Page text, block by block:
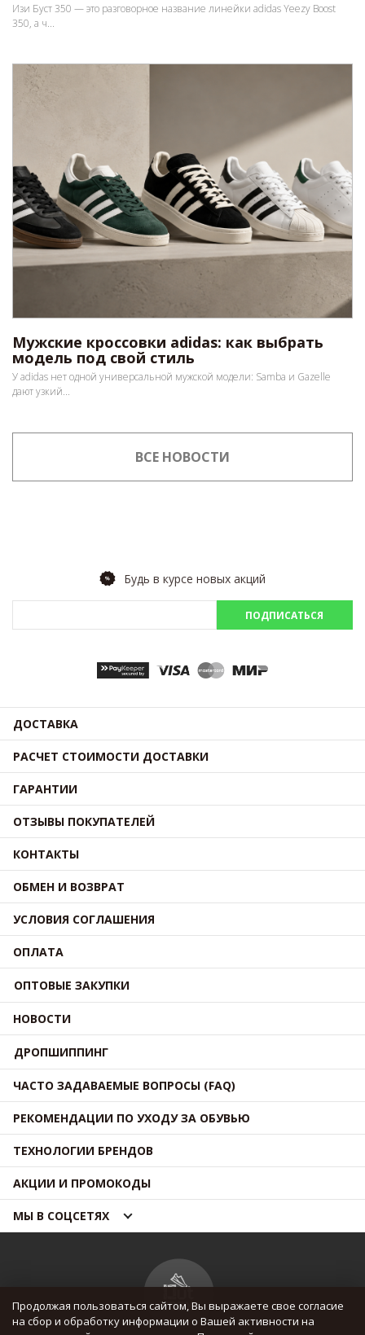
Изи Буст 350 — это разговорное название линейки adidas Yeezy Boost
350, а ч...
Мужские кроссовки adidas: как выбрать
модель под свой стиль
У adidas нет одной универсальной мужской модели: Samba и Gazelle
дают узкий...
ВСЕ НОВОСТИ
Будь в курсе новых акций
ПОДПИСАТЬСЯ
ДОСТАВКА
РАСЧЕТ СТОИМОСТИ ДОСТАВКИ
ГАРАНТИИ
ОТЗЫВЫ ПОКУПАТЕЛЕЙ
КОНТАКТЫ
ОБМЕН И ВОЗВРАТ
УСЛОВИЯ СОГЛАШЕНИЯ
ОПЛАТА
ОПТОВЫЕ ЗАКУПКИ
НОВОСТИ
ДРОПШИППИНГ
ЧАСТО ЗАДАВАЕМЫЕ ВОПРОСЫ (FAQ)
РЕКОМЕНДАЦИИ ПО УХОДУ ЗА ОБУВЬЮ
ТЕХНОЛОГИИ БРЕНДОВ
АКЦИИ И ПРОМОКОДЫ
МЫ В СОЦСЕТЯХ
Продолжая пользоваться сайтом, Вы выражаете свое согласие
на сбор и обработку информации о Вашей активности на